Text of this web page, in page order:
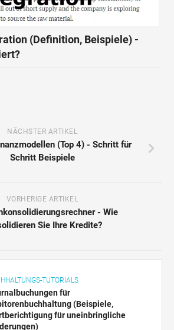
(Definition, Beispiele) -
NÄCHSTER ARTIKEL
(Top 4) - Schritt für
Schritt Beispiele
VORHERIGE ARTIKEL
- Wie
Sie Ihre Kredite?
TUTORIALS
für
(Beispiele,
für uneinbringliche